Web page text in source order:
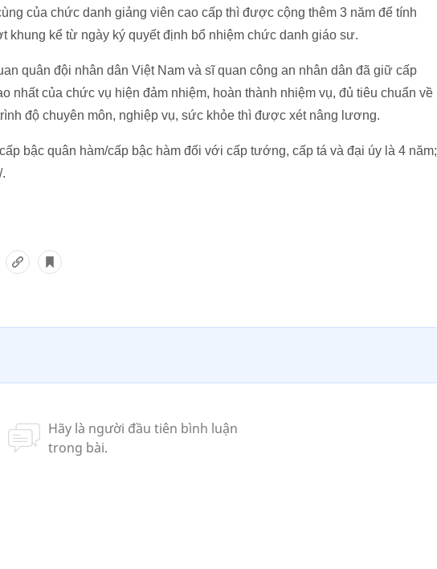
của chức danh giảng viên cao cấp thì được cộng thêm 3 năm để tính
khung kể từ ngày ký quyết định bổ nhiệm chức danh giáo sư.
quân đội nhân dân Việt Nam và sĩ quan công an nhân dân đã giữ cấp
nhất của chức vụ hiện đảm nhiệm, hoàn thành nhiệm vụ, đủ tiêu chuẩn về
độ chuyên môn, nghiệp vụ, sức khỏe thì được xét nâng lương.
bậc quân hàm/cấp bậc hàm đối với cấp tướng, cấp tá và đại úy là 4 năm;